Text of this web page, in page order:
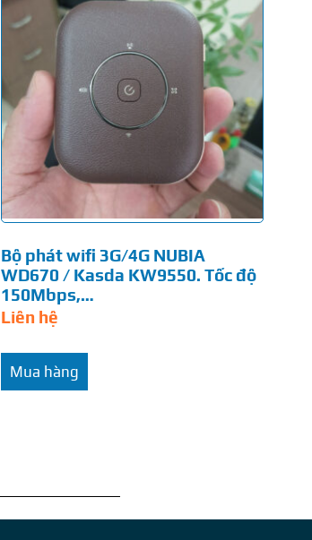
Bộ phát wifi 3G/4G NUBIA
WD670 / Kasda KW9550. Tốc độ
150Mbps,…
Liên hệ
Mua hàng